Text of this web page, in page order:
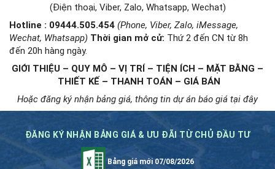
(Điện thoại, Viber, Zalo, Whatsapp, Wechat)
Hotline : 09444.505.454 (Phone, Viber, Zalo, iMessage,
Wechat, Whatsapp) Thời gian mở cử: Thứ 2 đến CN từ 8h
đến 20h hàng ngày.
GIỚI THIỆU – QUY MÔ – VỊ TRÍ – TIỆN ÍCH – MẶT BẰNG –
THIẾT KẾ – THANH TOÁN – GIÁ BÁN
Hoặc đăng ký nhận bảng giá, thông tin dự án báo giá tại đây
ĐĂNG KÝ NHẬN BẢNG GIÁ & ƯU ĐÃI TỪ CHỦ ĐẦU TƯ
Bảng giá mới 07/08/2026